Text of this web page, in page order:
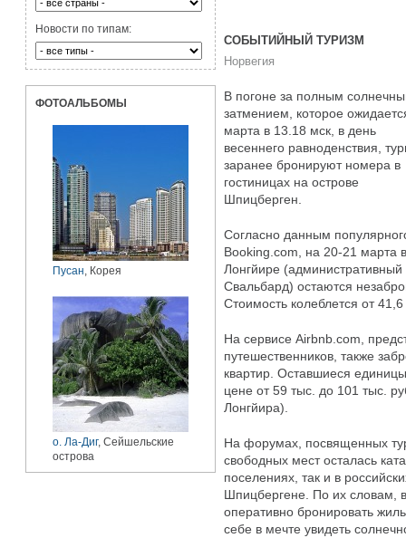
Новости по типам:
ФОТОАЛЬБОМЫ
Пусан, Корея
о. Ла-Диг, Сейшельские
острова
СОБЫТИЙНЫЙ ТУРИЗМ
Норвегия
В погоне за полным
затмением, которое
марта в 13.18 мск, в день
весеннего равноденствия,
заранее бронируют номера в
гостиницах на острове
Шпицберген.
Согласно данным
Booking.com, на 20-21 марта
Лонгйире
Свальбард) остаются
Стоимость колеблется от
На сервисе Аirbnb.com,
путешественников, также
квартир. Оставшиеся
цене от 59 тыс. до 101 тыс.
Лонгйира).
На форумах, посвященных
свободных мест осталась
поселениях, так и в
Шпицбергене. По их словам,
оперативно бронировать
себе в мечте увидеть